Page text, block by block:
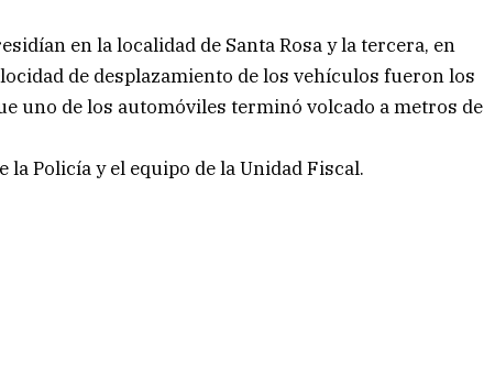
en la localidad de Santa Rosa y la tercera, en
de desplazamiento de los vehículos fueron los
uno de los automóviles terminó volcado a metros de
Policía y el equipo de la Unidad Fiscal.